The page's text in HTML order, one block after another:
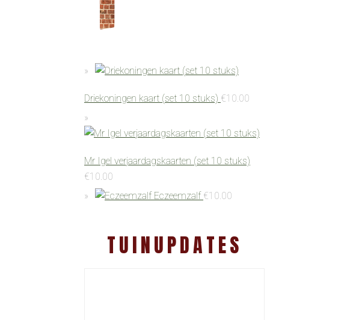
Driekoningen kaart (set 10 stuks) €10.00
Mr Igel verjaardagskaarten (set 10 stuks)
€10.00
Eczeemzalf €10.00
TUINUPDATES